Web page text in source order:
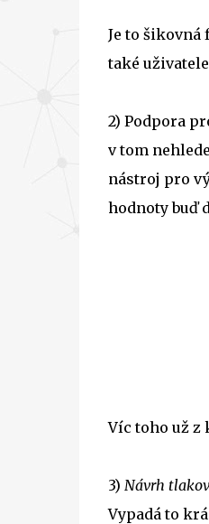
Je to šikovná
také
2) Podpora
v tom
nástroj pro
hodnoty buď
Víc toho už z
3) Návrh
Vypadá to